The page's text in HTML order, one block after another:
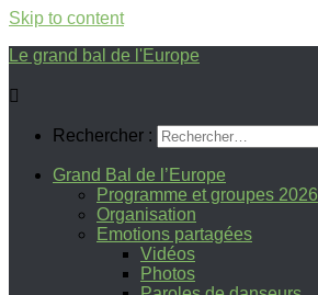
Skip to content
Le grand bal de l'Europe
Rechercher :
Grand Bal de l’Europe
Programme et groupes 2026
Organisation
Emotions partagées
Vidéos
Photos